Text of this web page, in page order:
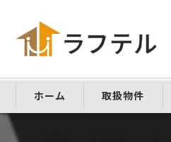
ホーム 取扱物件